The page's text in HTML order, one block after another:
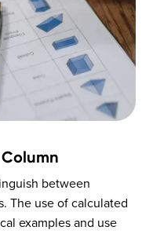
between
The use of calculated
examples and use